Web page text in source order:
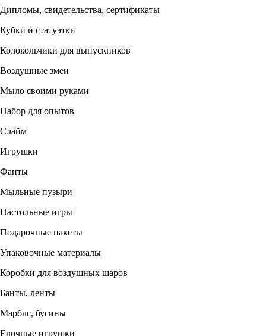
Дипломы, свидетельства, сертификаты
Кубки и статуэтки
Колокольчики для выпускников
Воздушные змеи
Мыло своими руками
Набор для опытов
Слайм
Игрушки
Фанты
Мыльные пузыри
Настольные игры
Подарочные пакеты
Упаковочные материалы
Коробки для воздушных шаров
Банты, ленты
Марблс, бусины
Елочные игрушки